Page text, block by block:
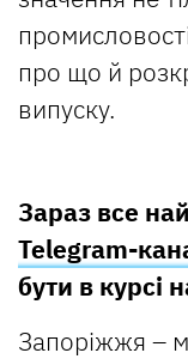
про що й
випуску.
Зараз все
Telegram-
бути в курсі
Запоріжжя –